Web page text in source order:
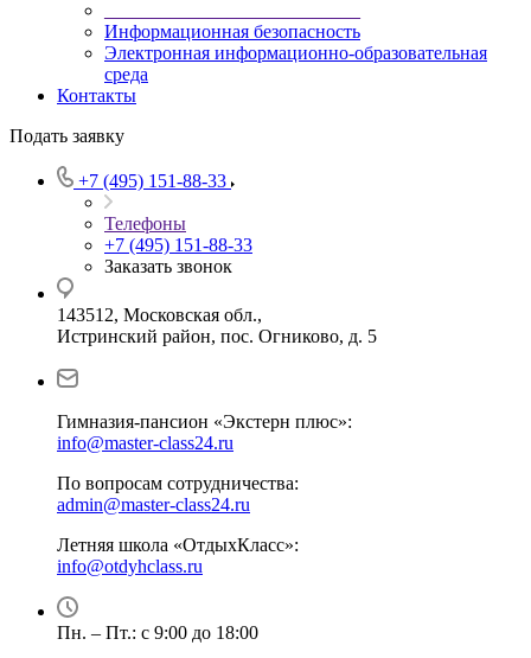
Информационная безопасность
Электронная информационно-образовательная
среда
Контакты
Подать заявку
+7 (495) 151-88-33
Телефоны
+7 (495) 151-88-33
Заказать звонок
143512, Московская обл.,
Истринский район, пос. Огниково, д. 5
Гимназия-пансион «Экстерн плюс»:
info@master-class24.ru
По вопросам сотрудничества:
admin@master-class24.ru
Летняя школа «ОтдыхКласс»:
info@otdyhclass.ru
Пн. – Пт.: с 9:00 до 18:00